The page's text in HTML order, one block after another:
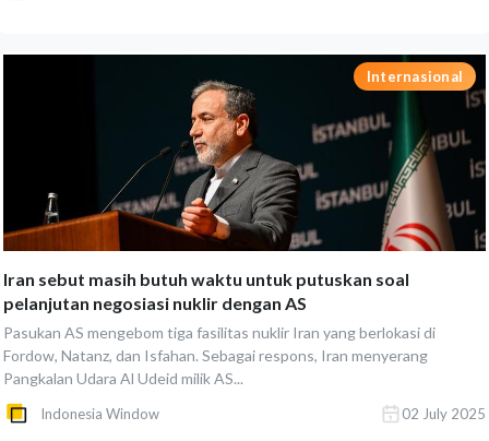
Internasional
Iran sebut masih butuh waktu untuk putuskan soal
pelanjutan negosiasi nuklir dengan AS
Pasukan AS mengebom tiga fasilitas nuklir Iran yang berlokasi di
Fordow, Natanz, dan Isfahan. Sebagai respons, Iran menyerang
Pangkalan Udara Al Udeid milik AS...
Indonesia Window 02 July 2025